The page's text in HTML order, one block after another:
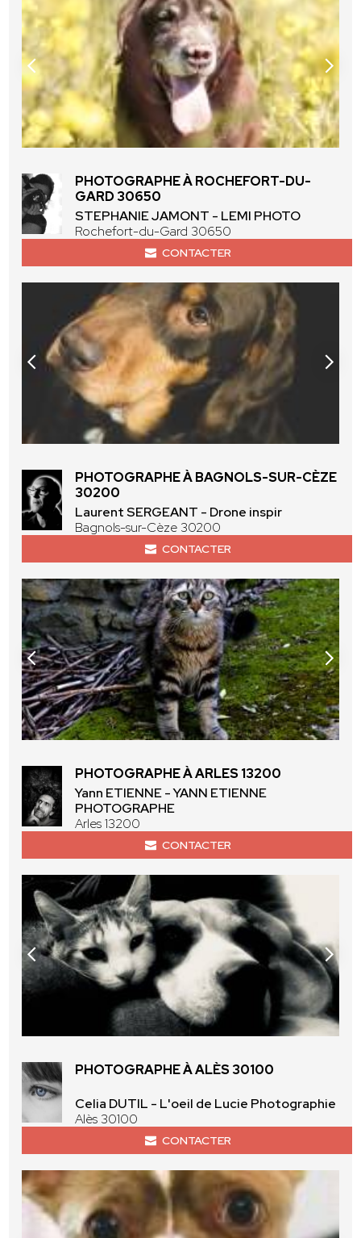
PHOTOGRAPHE À ROCHEFORT-DU-
GARD 30650
STEPHANIE JAMONT - LEMI PHOTO
Rochefort-du-Gard 30650
CONTACTER
PHOTOGRAPHE À BAGNOLS-SUR-CÈZE
30200
Laurent SERGEANT - Drone inspir
Bagnols-sur-Cèze 30200
CONTACTER
PHOTOGRAPHE À ARLES 13200
Yann ETIENNE - YANN ETIENNE
PHOTOGRAPHE
Arles 13200
CONTACTER
PHOTOGRAPHE À ALÈS 30100
Celia DUTIL - L'oeil de Lucie Photographie
Alès 30100
CONTACTER